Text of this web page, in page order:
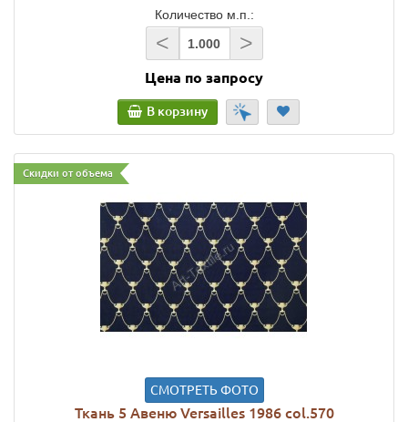
Количество м.п.:
< >
Цена по запросу
В корзину
Скидки от объема
СМОТРЕТЬ ФОТО
Ткань 5 Авеню Versailles 1986 col.570